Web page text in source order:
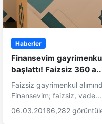
Haberler
Finansevim
başlattı! Faizsiz 360
Faizsiz gayrimenkul
Finansevim; faizsiz, vade...
06.03.20186,282